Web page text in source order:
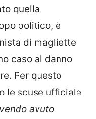
quella
politico, è
di magliette
caso al danno
Per questo
le scuse ufficiale
avuto